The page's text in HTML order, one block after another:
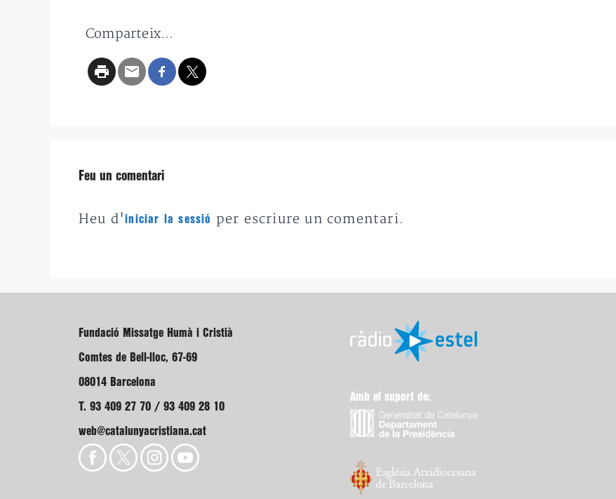
Comparteix...
Feu un comentari
Heu d'iniciar la sessió per escriure un comentari.
Fundació Missatge Humà i Cristià
Comtes de Bell-lloc, 67-69
08014 Barcelona
T. 93 409 27 70 / 93 409 28 10
web@catalunyacristiana.cat
Amb el suport de: